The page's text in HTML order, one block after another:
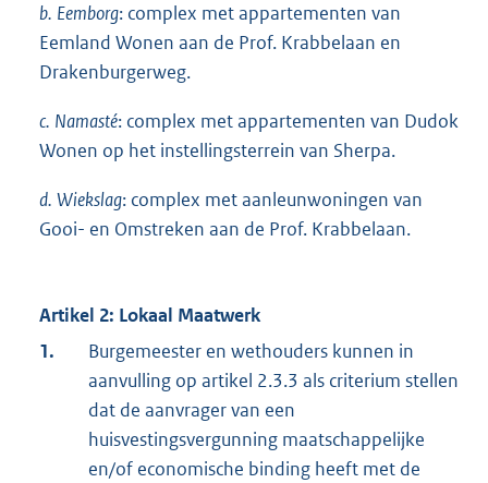
b. Eemborg: complex met appartementen van
Eemland Wonen aan de Prof. Krabbelaan en
Drakenburgerweg.
c. Namasté: complex met appartementen van Dudok
Wonen op het instellingsterrein van Sherpa.
d. Wiekslag: complex met aanleunwoningen van
Gooi- en Omstreken aan de Prof. Krabbelaan.
Artikel 2: Lokaal Maatwerk
1.
Burgemeester en wethouders kunnen in
aanvulling op artikel 2.3.3 als criterium stellen
dat de aanvrager van een
huisvestingsvergunning maatschappelijke
en/of economische binding heeft met de